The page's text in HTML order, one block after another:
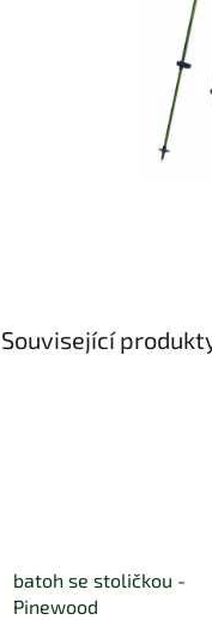
Související
batoh se stoličkou -
Pinewood